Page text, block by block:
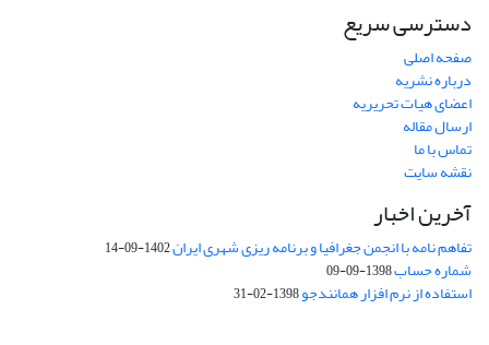
دسترسی سریع
صفحه اصلی
درباره نشریه
اعضای هیات تحریریه
ارسال مقاله
تماس با ما
نقشه سایت
آخرین اخبار
تفاهم نامه با انجمن جغرافیا و برنامه ریزی شهری ایران1402-09-14
شماره حساب1398-09-09
استفاده از نرم افزار همانندجو1398-02-31